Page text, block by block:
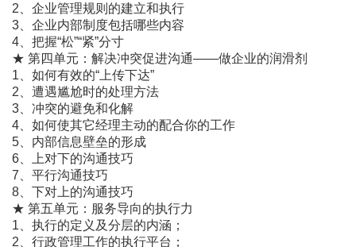
2、企业管理规则的建立和执行
3、企业内部制度包括哪些内容
4、把握“松”“紧”分寸
★ 第四单元：解决冲突促进沟通――做企业的润滑剂
1、如何有效的“上传下达”
2、遭遇尴尬时的处理方法
3、冲突的避免和化解
4、如何使其它经理主动的配合你的工作
5、内部信息壁垒的形成
6、上对下的沟通技巧
7、平行沟通技巧
8、下对上的沟通技巧
★ 第五单元：服务导向的执行力
1、执行的定义及分层的内涵；
2、行政管理工作的执行平台；